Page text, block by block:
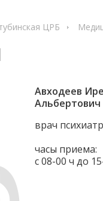
ЦРБ
Авходеев
Альбертович
врач психиатр
часы приема:
с 08-00 ч до